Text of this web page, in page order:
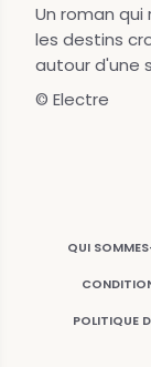
Un roman
les destins
autour d'une
© Electre
QUI
POLITIQUE